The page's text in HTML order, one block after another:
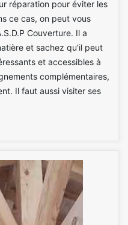
réparation pour éviter les
ce cas, on peut vous
Couverture. Il a
et sachez qu'il peut
et accessibles à
complémentaires,
Il faut aussi visiter ses